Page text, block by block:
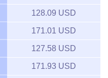
128.09 USD
171.01 USD
127.58 USD
171.93 USD